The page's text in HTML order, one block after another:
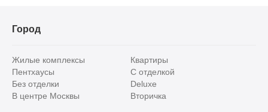
Город
Жилые комплексы
Квартиры
Пентхаусы
С отделкой
Без отделки
Deluxe
В центре Москвы
Вторичка